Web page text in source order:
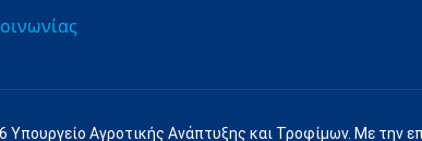
Υπουργείο Αγροτικής Ανάπτυξης και Τροφίμων. Με την